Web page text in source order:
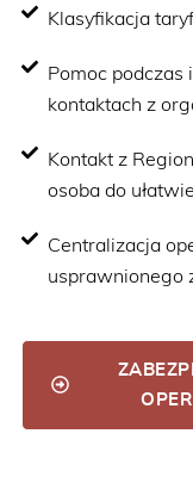
Klasyfikacja
Pomoc
kontaktach z
Kontakt z
osoba do
Centralizacja
usprawnionego